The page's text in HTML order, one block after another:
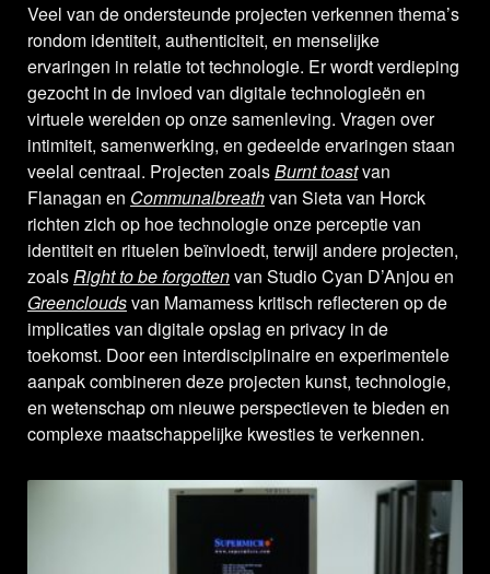
Veel van de ondersteunde projecten verkennen thema’s
rondom identiteit, authenticiteit, en menselijke
ervaringen in relatie tot technologie. Er wordt verdieping
gezocht in de invloed van digitale technologieën en
virtuele werelden op onze samenleving. Vragen over
intimiteit, samenwerking, en gedeelde ervaringen staan
veelal centraal. Projecten zoalsBurnt toastvan
Flanagan en Communalbreathvan Sieta van Horck
richten zich op hoe technologie onze perceptie van
identiteit en rituelen beïnvloedt, terwijl andere projecten,
zoalsRight to be forgottenvan Studio Cyan D’Anjou en
Greencloudsvan Mamamess kritisch reflecteren op de
implicaties van digitale opslag en privacy in de
toekomst. Door een interdisciplinaire en experimentele
aanpak combineren deze projecten kunst, technologie,
en wetenschap om nieuwe perspectieven te bieden en
complexe maatschappelijke kwesties te verkennen.